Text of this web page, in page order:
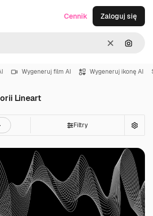
WyczyśćSzukaj
Cennik Zaloguj się
Wygeneruj film AI Wygeneruj ikonę AI
Lineart
Filtry